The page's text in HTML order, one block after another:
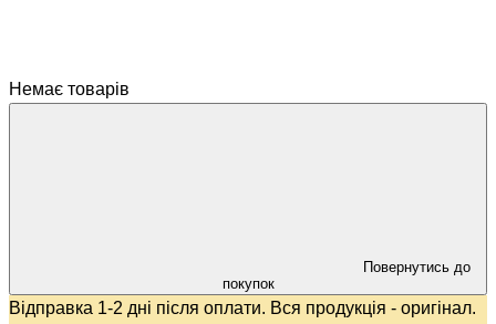
Немає товарів
Повернутись до
покупок
Відправка 1-2 дні після оплати. Вся продукція - оригінал.